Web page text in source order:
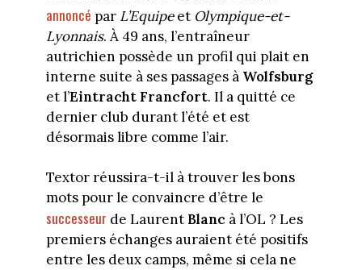
annoncé par L’EquipeetOlympique-et-
Lyonnais. À 49 ans, l’entraîneur
autrichien possède un profil qui plait en
interne suite à ses passages à Wolfsburg
et l’Eintracht Francfort. Il a quitté ce
dernier club durant l’été et est
désormais libre comme l’air.
Textor réussira-t-il à trouver les bons
mots pour le convaincre d’être le
successeur de Laurent Blanc à l’OL ? Les
premiers échanges auraient été positifs
entre les deux camps, même si cela ne